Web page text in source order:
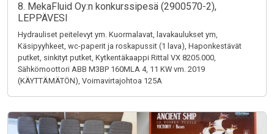
8. MekaFluid Oy:n konkurssipesä (2900570-2),
LEPPÄVESI
Hydrauliset peitelevyt ym. Kuormalavat, lavakaulukset ym,
Käsipyyhkeet, wc-paperit ja roskapussit (1 lava), Haponkestävät
putket, sinkityt putket, Kytkentäkaappi Rittal VX 8205.000,
Sähkömoottori ABB M3BP 160MLA 4, 11 KW vm. 2019
(KÄYTTÄMÄTÖN), Voimavirtajohtoa 125A